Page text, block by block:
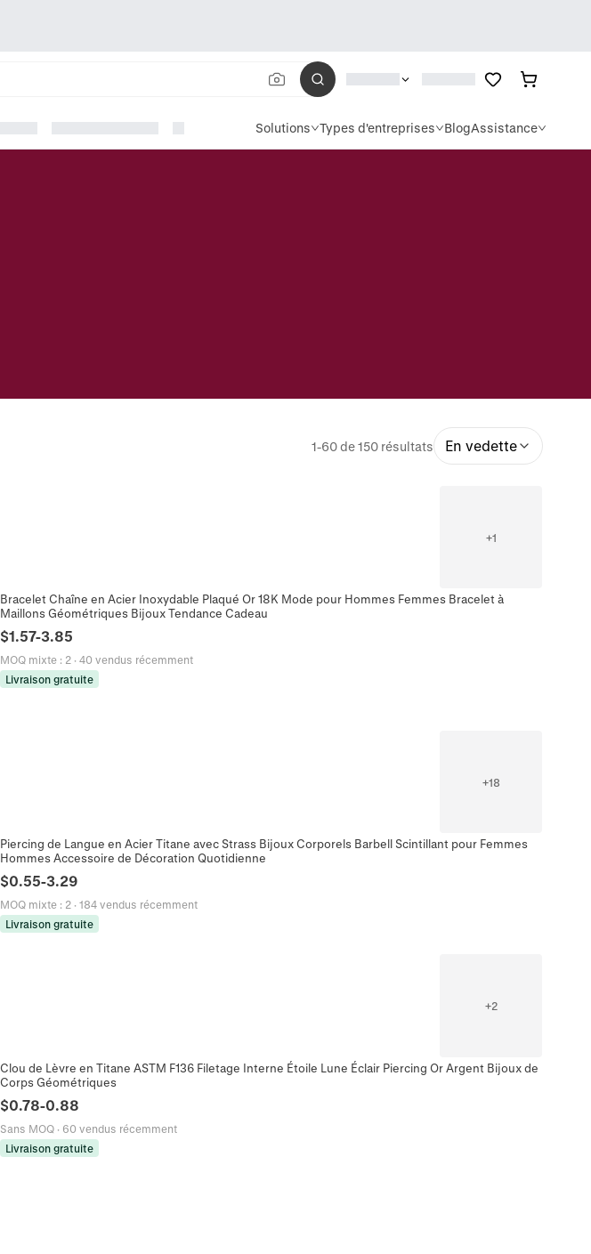
Solutions Types d'entreprises BlogAssistance
1-60 de 150 résultats En vedette
+1
Bracelet Chaîne en Acier Inoxydable Plaqué Or 18K Mode pour Hommes Femmes Bracelet à
Maillons Géométriques Bijoux Tendance Cadeau
$1.57-3.85
MOQ mixte : 2 · 40 vendus récemment
Livraison gratuite
+18
Piercing de Langue en Acier Titane avec Strass Bijoux Corporels Barbell Scintillant pour Femmes
Hommes Accessoire de Décoration Quotidienne
$0.55-3.29
MOQ mixte : 2 · 184 vendus récemment
Livraison gratuite
+2
Clou de Lèvre en Titane ASTM F136 Filetage Interne Étoile Lune Éclair Piercing Or Argent Bijoux de
Corps Géométriques
$0.78-0.88
Sans MOQ · 60 vendus récemment
Livraison gratuite